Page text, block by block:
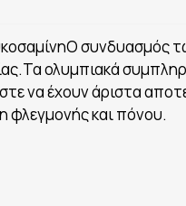
συνδυασμός
ολυμπιακά
να έχουν άριστα
φλεγμονής και πόνου.